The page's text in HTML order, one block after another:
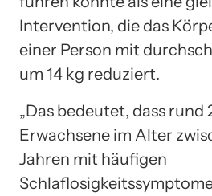
Intervention, die das
einer Person mit
um 14 kg reduziert.
„Das bedeutet, dass rund
Erwachsene im Alter
Jahren mit häufigen